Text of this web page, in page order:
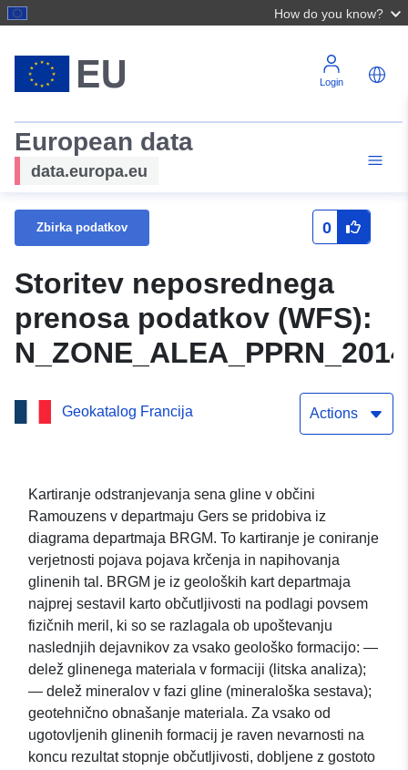
How do you know?
Login
European data
data.europa.eu
Zbirka podatkov 0
Storitev neposrednega
prenosa podatkov (WFS):
Geokatalog Francija Actions
Kartiranje odstranjevanja sena gline v občini
Ramouzens v departmaju Gers se pridobiva iz
diagrama departmaja BRGM. To kartiranje je coniranje
verjetnosti pojava pojava krčenja in napihovanja
glinenih tal. BRGM je iz geoloških kart departmaja
najprej sestavil karto občutljivosti na podlagi povsem
fizičnih meril, ki so se razlagala ob upoštevanju
naslednjih dejavnikov za vsako geološko formacijo: —
delež glinenega materiala v formaciji (litska analiza);
— delež mineralov v fazi gline (mineraloška sestava);
geotehnično obnašanje materiala. Za vsako od
ugotovljenih glinenih formacij je raven nevarnosti na
koncu rezultat stopnje občutljivosti, dobljene z gostoto